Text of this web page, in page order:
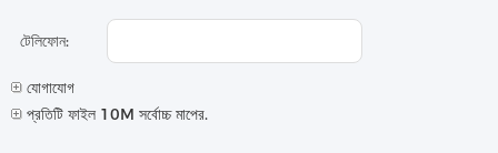
টেলিফোন:
যোগাযোগ
প্রতিটি ফাইল 10M সর্বোচ্চ মাপের.